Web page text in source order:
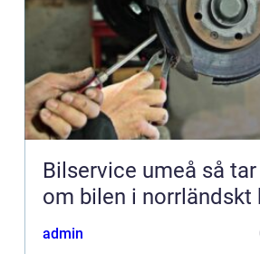
Bilservice umeå så tar du hand
om bilen i norrländskt
admin